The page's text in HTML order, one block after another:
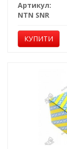
Артикул:
NTN SNR
КУПИТИ